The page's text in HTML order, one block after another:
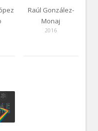
Raúl González-
Monaj
2016